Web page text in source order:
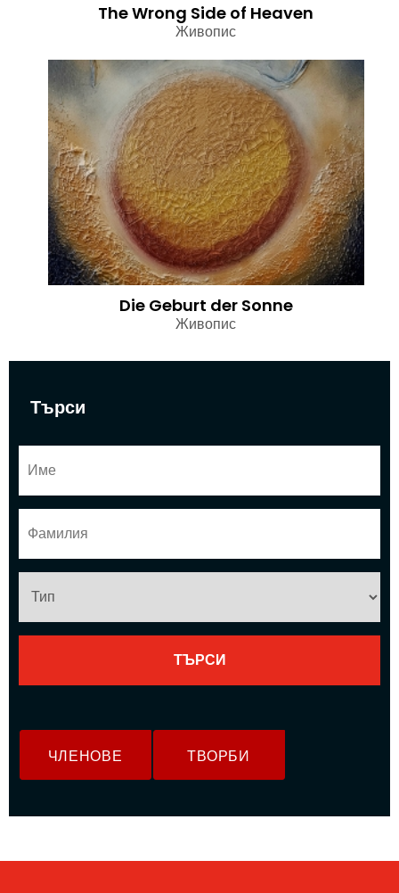
Търси
ЧЛЕНОВЕ ТВОРБИ
The Wrong Side of Heaven
Живопис
Die Geburt der Sonne
Живопис